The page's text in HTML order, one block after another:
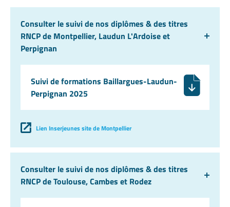
Consulter le suivi de nos diplômes & des titres
RNCP de Montpellier, Laudun L'Ardoise et
Perpignan
Suivi de formations Baillargues-Laudun-
Perpignan 2025
Lien Inserjeunes site de Montpellier
Consulter le suivi de nos diplômes & des titres
RNCP de Toulouse, Cambes et Rodez